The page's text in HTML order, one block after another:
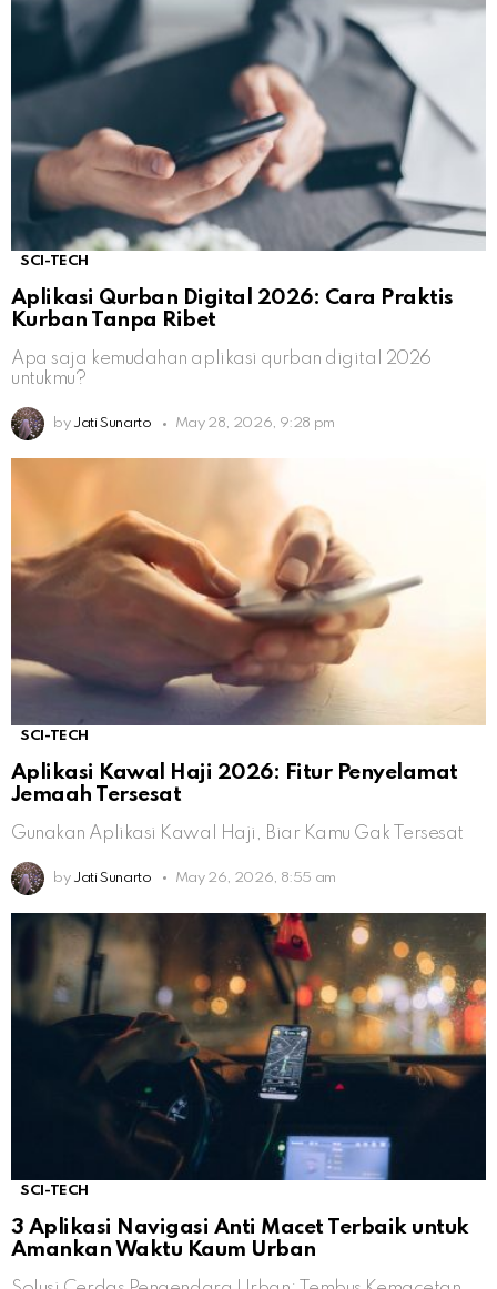
SCI-TECH
Aplikasi Qurban Digital 2026: Cara Praktis
Kurban Tanpa Ribet
Apa saja kemudahan aplikasi qurban digital 2026
untukmu?
by Jati Sunarto May 28, 2026, 9:28 pm
SCI-TECH
Aplikasi Kawal Haji 2026: Fitur Penyelamat
Jemaah Tersesat
Gunakan Aplikasi Kawal Haji, Biar Kamu Gak Tersesat
by Jati Sunarto May 26, 2026, 8:55 am
SCI-TECH
3 Aplikasi Navigasi Anti Macet Terbaik untuk
Amankan Waktu Kaum Urban